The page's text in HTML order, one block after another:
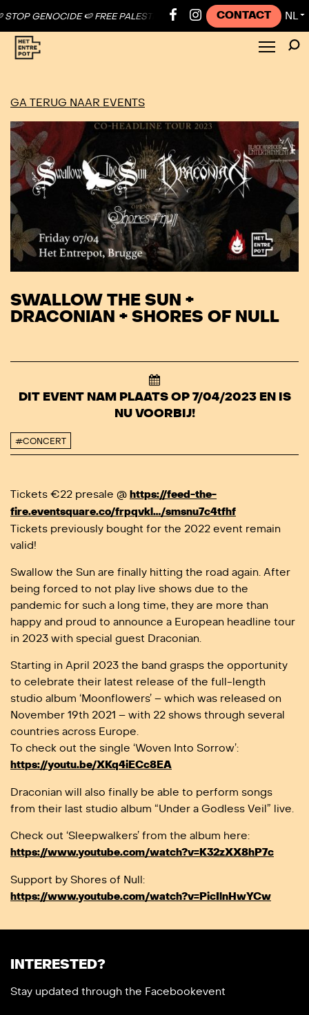
🍉 FREE PALESTINE ● 🍉 STOP GENOCIDE 🍉 FREE PALESTINE
CONTACT NL ▼
GA TERUG NAAR EVENTS
SWALLOW THE SUN +
DRACONIAN + SHORES OF NULL
DIT EVENT NAM PLAATS OP 7/04/2023 EN IS
NU VOORBIJ!
#CONCERT
Tickets €22 presale @ https://feed-the-
fire.eventsquare.co/frpqvkl…/smsnu7c4tfhf
Tickets previously bought for the 2022 event remain
valid!
Swallow the Sun are finally hitting the road again. After
being forced to not play live shows due to the
pandemic for such a long time, they are more than
happy and proud to announce a European headline tour
in 2023 with special guest Draconian.
Starting in April 2023 the band grasps the opportunity
to celebrate their latest release of the full-length
studio album ‘Moonflowers’ – which was released on
November 19th 2021 – with 22 shows through several
countries across Europe.
To check out the single ‘Woven Into Sorrow’:
https://youtu.be/XKq4iECc8EA
Draconian will also finally be able to perform songs
from their last studio album “Under a Godless Veil” live.
Check out ‘Sleepwalkers’ from the album here:
https://www.youtube.com/watch?v=K32zXX8hP7c
Support by Shores of Null:
https://www.youtube.com/watch?v=PicIlnHwYCw
INTERESTED?
Stay updated through the Facebookevent